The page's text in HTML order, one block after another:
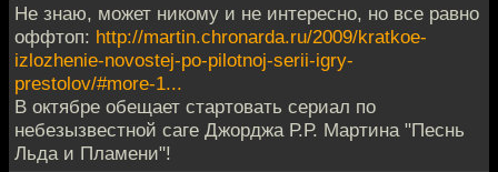
Не знаю, может никому и не интересно, но все равно
оффтоп: http://martin.chronarda.ru/2009/kratkoe-
izlozhenie-novostej-po-pilotnoj-serii-igry-
prestolov/#more-1...
В октябре обещает стартовать сериал по
небезызвестной саге Джорджа Р.Р. Мартина "Песнь
Льда и Пламени"!